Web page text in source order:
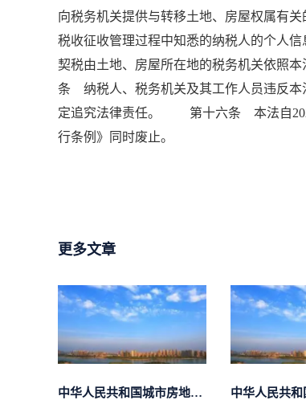
向税务机关提供与转移土地、房屋权属
税收征收管理过程中知悉的纳税人的个
契税由土地、房屋所在地的税务机关依
条 纳税人、税务机关及其工作人员违反本
定追究法律责任。 第十六条 本法自2021
行条例》同时废止。
更多文章
中华人民共和国城市房地产管理法 中华人民共